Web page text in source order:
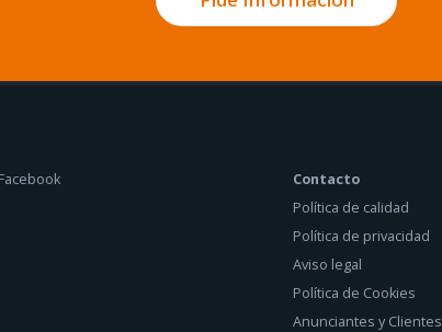
Contacto
Política de calidad
Política de privacidad
Aviso legal
Política de Cookies
Anunciantes y Clientes